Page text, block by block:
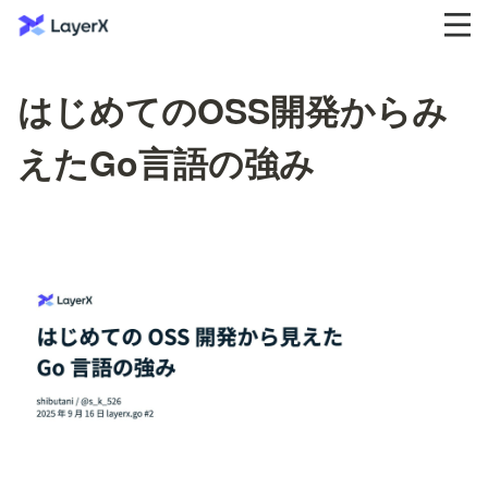
はじめてのOSS開発からみ
えたGo言語の強み